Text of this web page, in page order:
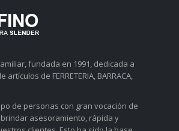
fundada en 1991, dedicada a
artículos de FERRETERIA, BARRACA,
de personas con gran vocación de
asesoramiento, rápida y